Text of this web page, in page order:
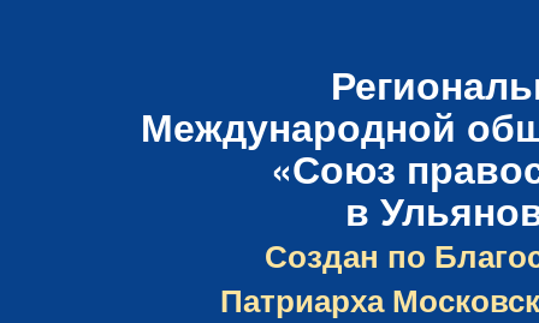
Международной
«Союз
в
Создан по
Патриарха